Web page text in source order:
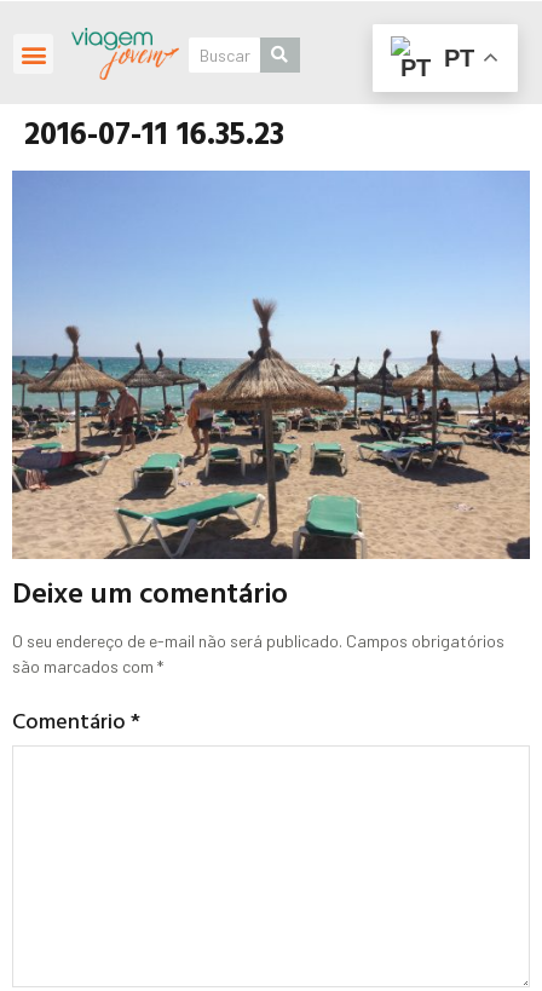
2016-07-11 16.35.23
Deixe um comentário
O seu endereço de e-mail não será publicado. Campos obrigatórios
são marcados com *
Comentário*
PT